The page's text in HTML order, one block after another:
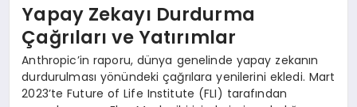
Yapay Zekayı Durdurma
Çağrıları ve Yatırımlar
Anthropic’in raporu, dünya genelinde yapay zekanın
durdurulması yönündeki çağrılara yenilerini ekledi. Mart
2023’te Future of Life Institute (FLI) tarafından